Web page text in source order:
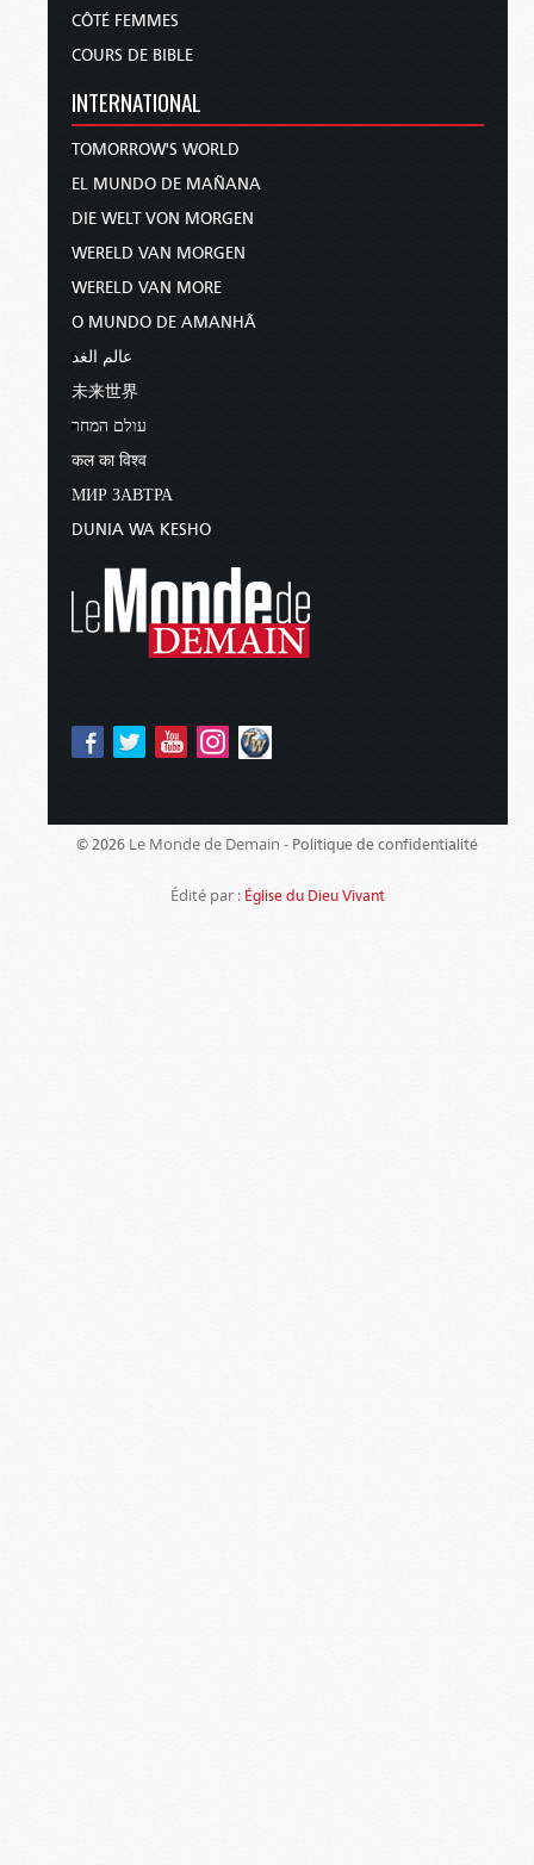
CÔTÉ FEMMES
COURS DE BIBLE
INTERNATIONAL
TOMORROW'S WORLD
EL MUNDO DE MAÑANA
DIE WELT VON MORGEN
WERELD VAN MORGEN
WERELD VAN MORE
O MUNDO DE AMANHÃ
عالم الغد
未来世界
עולם המחר
कल का विश्व
МИР ЗАВТРА
DUNIA WA KESHO
© 2026 Le Monde de Demain - Politique de confidentialité
Édité par : Église du Dieu Vivant